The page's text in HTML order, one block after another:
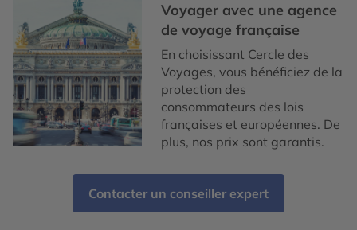
Voyager avec une agence
de voyage française
En choisissant Cercle des
Voyages, vous bénéficiez de la
protection des
consommateurs des lois
françaises et européennes. De
plus, nos prix sont garantis.
Contacter un conseiller expert